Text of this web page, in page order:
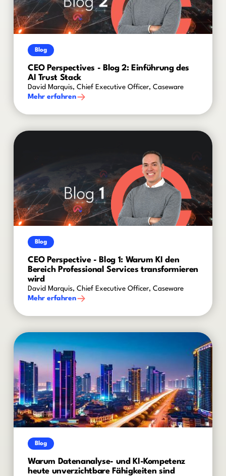
Blog
CEO Perspectives - Blog 2: Einführung des
AI Trust Stack
David Marquis, Chief Executive Officer, Caseware
Mehr erfahren
Blog
CEO Perspective - Blog 1: Warum KI den
Bereich Professional Services transformieren
wird
David Marquis, Chief Executive Officer, Caseware
Mehr erfahren
Blog
Warum Datenanalyse- und KI-Kompetenz
heute unverzichtbare Fähigkeiten sind